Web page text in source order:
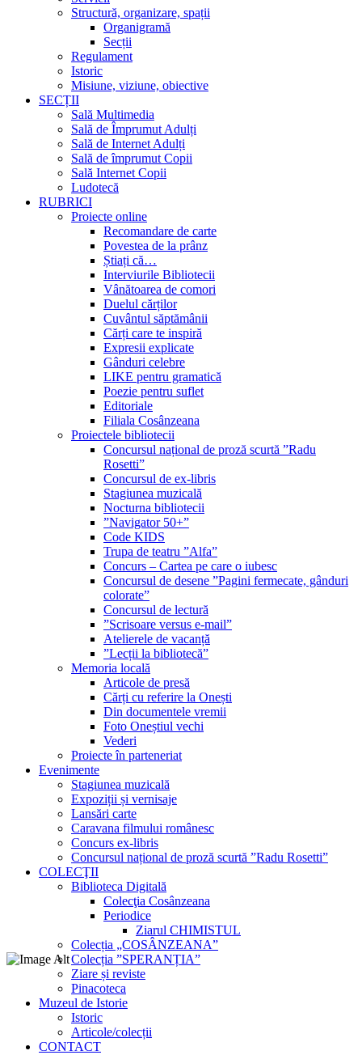
Structură, organizare, spații
Organigramă
Secții
Regulament
Istoric
Misiune, viziune, obiective
SECȚII
Sală Multimedia
Sală de Împrumut Adulți
Sală de Internet Adulți
Sală de împrumut Copii
Sală Internet Copii
Ludotecă
RUBRICI
Proiecte online
Recomandare de carte
Povestea de la prânz
Știați că…
Interviurile Bibliotecii
Vânătoarea de comori
Duelul cărților
Cuvântul săptămânii
Cărți care te inspiră
Expresii explicate
Gânduri celebre
LIKE pentru gramatică
Poezie pentru suflet
Editoriale
Filiala Cosânzeana
Proiectele bibliotecii
Concursul național de proză scurtă ”Radu
Rosetti”
Concursul de ex-libris
Stagiunea muzicală
Nocturna bibliotecii
”Navigator 50+”
Code KIDS
Trupa de teatru ”Alfa”
Concurs – Cartea pe care o iubesc
Concursul de desene ”Pagini fermecate, gânduri
colorate”
Concursul de lectură
”Scrisoare versus e-mail”
Atelierele de vacanță
”Lecții la bibliotecă”
Memoria locală
Articole de presă
Cărți cu referire la Onești
Din documentele vremii
Foto Oneștiul vechi
Vederi
Proiecte în parteneriat
Evenimente
Stagiunea muzicală
Expoziții și vernisaje
Lansări carte
Caravana filmului românesc
Concurs ex-libris
Concursul național de proză scurtă ”Radu Rosetti”
COLECŢII
Biblioteca Digitală
Colecţia Cosânzeana
Periodice
Ziarul CHIMISTUL
Colecția „COSÂNZEANA”
Colecția ”SPERANȚIA”
Ziare și reviste
Pinacoteca
Muzeul de Istorie
Istoric
Articole/colecții
CONTACT